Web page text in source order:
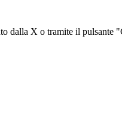
dalla X o tramite il pulsante